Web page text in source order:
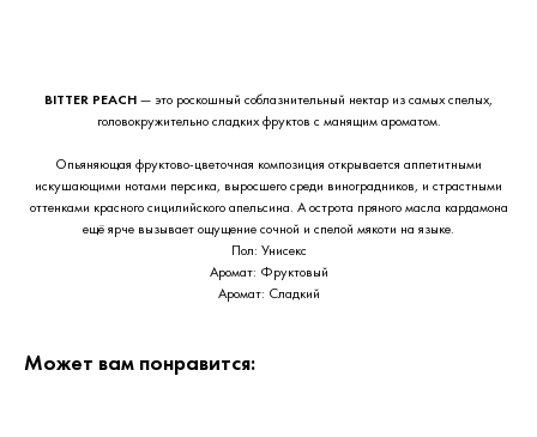
BITTER PEACH — это роскошный соблазнительный нектар из самых спелых,
головокружительно сладких фруктов с манящим ароматом.
Опьяняющая фруктово-цветочная композиция открывается аппетитными
искушающими нотами персика, выросшего среди виноградников, и страстными
оттенками красного сицилийского апельсина. А острота пряного масла кардамона
ещё ярче вызывает ощущение сочной и спелой мякоти на языке.
Пол: Унисекс
Аромат: Фруктовый
Аромат: Сладкий
Может вам понравится: